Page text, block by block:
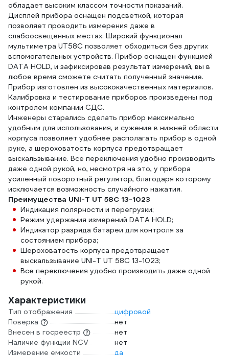
обладает высоким классом точности показаний.
Дисплей прибора оснащен подсветкой, которая
позволяет проводить измерения даже в
слабоосвещенных местах. Широкий функционал
мультиметра UT58C позволяет обходиться без других
вспомогательных устройств. Прибор оснащен функцией
DATA HOLD, и зафиксировав результат измерений, вы в
любое время сможете считать полученный значение.
Прибор изготовлен из высококачественных материалов.
Калибровка и тестирование приборов произведены под
контролем компании СДС.
Инженеры старались сделать прибор максимально
удобным для использования, и сужение в нижней области
корпуса позволяет удобнее располагать прибор в одной
руке, а шероховатость корпуса предотвращает
выскальзывание. Все переключения удобно производить
даже одной рукой, но, несмотря на это, у прибора
усиленный поворотный регулятор, благодаря которому
исключается возможность случайного нажатия.
Преимущества UNI-T UT 58C 13-1023
Индикация полярности и перегрузки;
Режим удержания измерений DATA HOLD;
Индикатор разряда батареи для контроля за
состоянием прибора;
Шероховатость корпуса предотвращает
выскальзывание UNI-T UT 58C 13-1023;
Все переключения удобно производить даже одной
рукой.
Характеристики
Тип отображения
цифровой
Поверка
нет
Внесен в госреестр
нет
Наличие функции NCV
нет
Измерение емкости
да